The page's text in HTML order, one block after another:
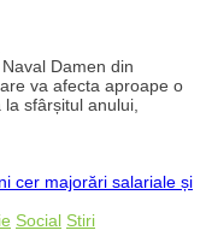
Probleme
Mai
angajați
Damen din
va afecta aproape o
sfârșitul anului,
Social Stiri